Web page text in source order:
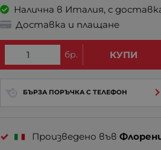
Налична в Италия, с
Доставка и плащане
бр. КУПИ
БЪРЗА ПОРЪЧКА С ТЕЛЕФОН
Произведено във